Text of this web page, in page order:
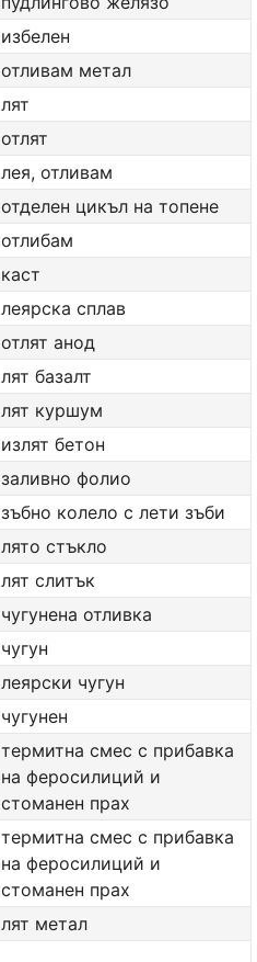
избелен
отливам метал
лят
отлят
лея, отливам
отделен цикъл на топене
отлибам
каст
леярска сплав
отлят анод
лят базалт
лят куршум
излят бетон
заливно фолио
зъбно колело с лети зъби
лято стъкло
лят слитък
чугунена отливка
чугун
леярски чугун
чугунен
термитна смес с прибавка
на феросилиций и
стоманен прах
термитна смес с прибавка
на феросилиций и
стоманен прах
лят метал